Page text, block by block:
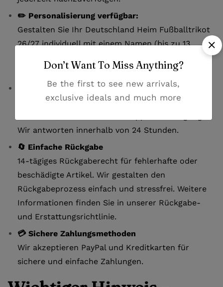
✏️ Personalisierung verfügbar:
Gestalten Sie Ihr Deutschland Heim Fußballtrikot
26/27 individuell mit einem Namen (bis zu 13
Buchstaben) und einer Nummer (bis zu 2 Ziffern),
um es einzigartig zu machen.
💬 Hervorragender Kundenservice
Bei Fragen oder Problemen stehen wir Ihnen über
Wir antworten innerhalb von 24 Stunden.
🔄 Einfache Rückgabe
14-tägiges Rückgaberecht für fehlerhafte oder
beschädigte Artikel. Wir gestalten den
Rückgabeprozess einfach und stressfrei. Weitere
Informationen finden Sie in unserer Rückgabe-
und Erstattungsrichtlinie.
💳 Sichere Zahlungsmethoden
Wir akzeptieren PayPal und Kreditkarten für
sichere und einfache Zahlungen.
Don’t Want To Miss Anything?
Be the first to see new arrivals,
exclusive ideals and much more